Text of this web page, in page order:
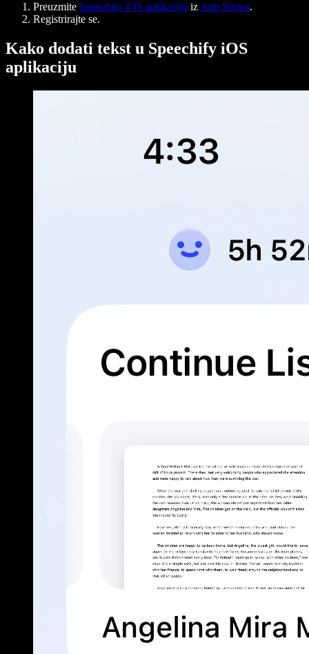
Preuzmite Speechify iOS aplikaciju izApp Storea.
Registrirajte se.
Kako dodati tekst u Speechify iOS
aplikaciju